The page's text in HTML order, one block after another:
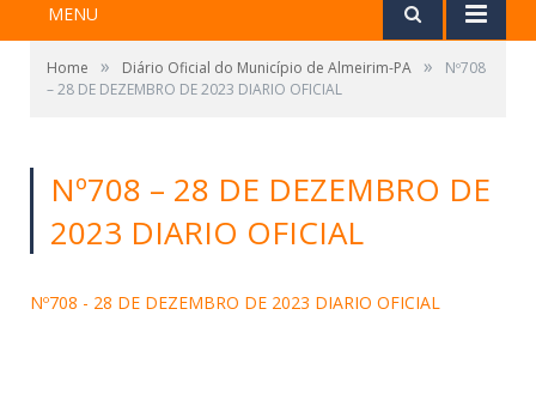
MENU
Home » Diário Oficial do Município de Almeirim-PA »
Nº708
– 28 DE DEZEMBRO DE 2023 DIARIO OFICIAL
Nº708 – 28 DE DEZEMBRO DE
2023 DIARIO OFICIAL
Nº708 - 28 DE DEZEMBRO DE 2023 DIARIO OFICIAL